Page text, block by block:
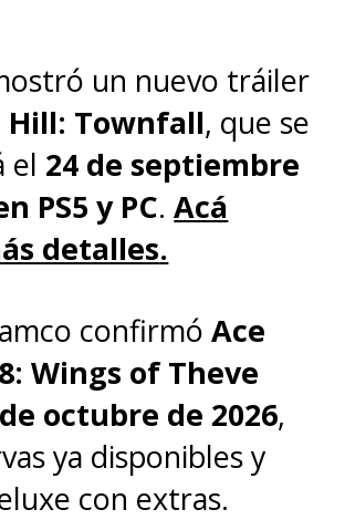
un nuevo tráiler
Hill: Townfall, que se
el 24 de septiembre
PS5 y PC.Acá
detalles.
confirmóAce
Wings of Theve
octubre de 2026,
ya disponibles y
con extras.